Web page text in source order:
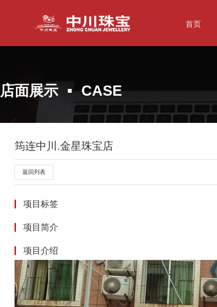
首页
店面展示 CASE
筠连中川.金星珠宝店
返回列表
项目标签
项目简介
项目介绍